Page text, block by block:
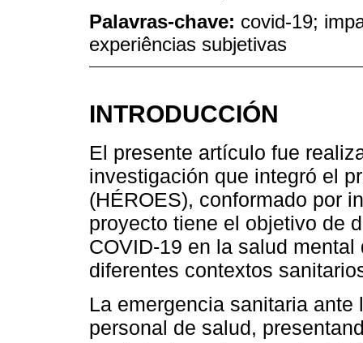
Palavras-chave: covid-19;
experiências subjetivas
INTRODUCCIÓN
El presente artículo fue
investigación que integró el
(HÉROES), conformado por
proyecto tiene el objetivo de
COVID-19 en la salud
diferentes contextos
La emergencia sanitaria
personal de salud,